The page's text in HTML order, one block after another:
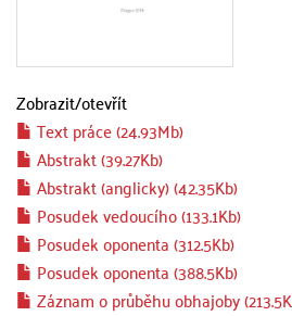
Zobrazit/otevřít
Text práce (24.93Mb)
Abstrakt (39.27Kb)
Abstrakt (anglicky) (42.35Kb)
Posudek vedoucího (133.1Kb)
Posudek oponenta (312.5Kb)
Posudek oponenta (388.5Kb)
Záznam o průběhu obhajoby